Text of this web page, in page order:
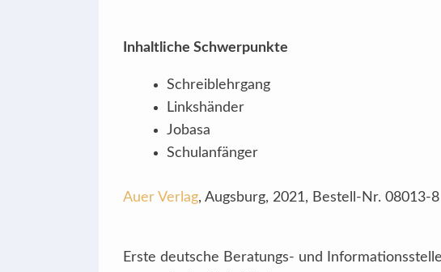
Inhaltliche Schwerpunkte
Schreiblehrgang
Linkshänder
Jobasa
Schulanfänger
Auer Verlag, Augsburg, 2021, Bestell-Nr. 08013-8
Erste deutsche Beratungs- und